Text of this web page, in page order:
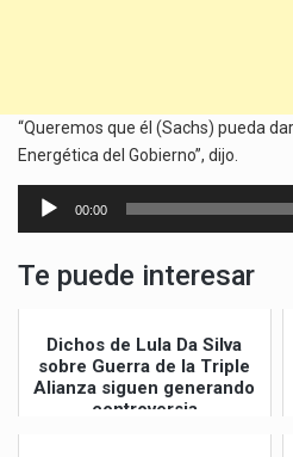
“Queremos que él (Sachs) pueda
Energética del Gobierno”, dijo.
Reproductor
00:00
Te puede interesar
Dichos de Lula Da Silva
sobre Guerra de la Triple
Alianza siguen generando
controversia